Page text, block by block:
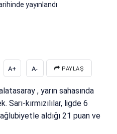
yayınlandı
A+ A- PAYLAŞ
, yarın sahasında
kırmızılılar, ligde 6
aldığı 21 puan ve